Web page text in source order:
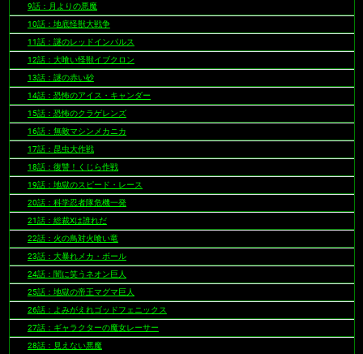
9話：月よりの悪魔
10話：地底怪獣大戦争
11話：謎のレッドインパルス
12話：大喰い怪獣イブクロン
13話：謎の赤い砂
14話：恐怖のアイス・キャンダー
15話：恐怖のクラゲレンズ
16話：無敵マシンメカニカ
17話：昆虫大作戦
18話：復讐！くじら作戦
19話：地獄のスピード・レース
20話：科学忍者隊危機一発
21話：総裁Xは誰れだ
22話：火の鳥対火喰い竜
23話：大暴れメカ・ボール
24話：闇に笑うネオン巨人
25話：地獄の帝王マグマ巨人
26話：よみがえれゴッドフェニックス
27話：ギャラクターの魔女レーサー
28話：見えない悪魔